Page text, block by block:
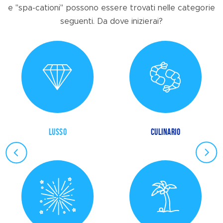
e "spa-cationi" possono essere trovati nelle categorie
seguenti. Da dove inizierai?
LUSSO CULINARIO